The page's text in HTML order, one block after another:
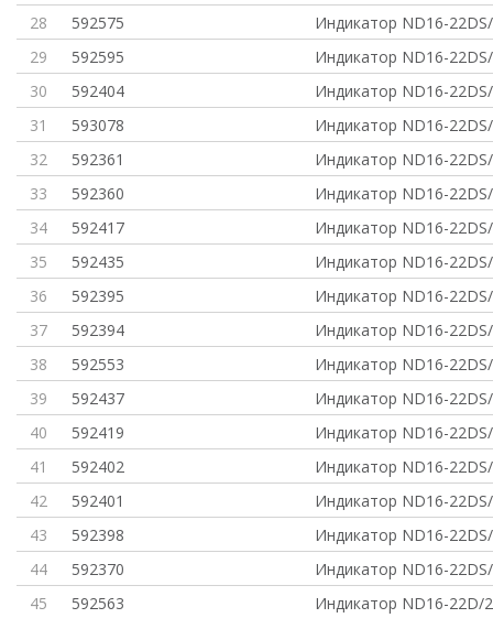
28
592575
Индикатор ND16-
29
592595
Индикатор ND16-
30
592404
Индикатор ND16-
31
593078
Индикатор ND16-
32
592361
Индикатор ND16-
33
592360
Индикатор ND16-
34
592417
Индикатор ND16-
35
592435
Индикатор ND16-
36
592395
Индикатор ND16-
37
592394
Индикатор ND16-
38
592553
Индикатор ND16-
39
592437
Индикатор ND16-
40
592419
Индикатор ND16-
41
592402
Индикатор ND16-
42
592401
Индикатор ND16-
43
592398
Индикатор ND16-
44
592370
Индикатор ND16-
45
592563
Индикатор ND16-22D/